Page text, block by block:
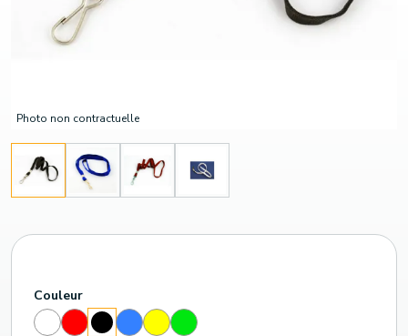
Photo non contractuelle
Couleur
BlancRougeNoirBleuJauneVert